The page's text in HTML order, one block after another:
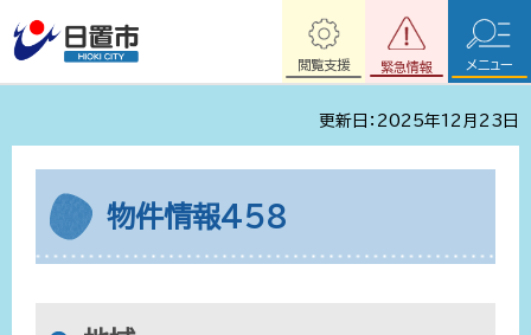
緊急情報
閲覧支援 メニュー
更新日：2025年12月23日
物件情報458